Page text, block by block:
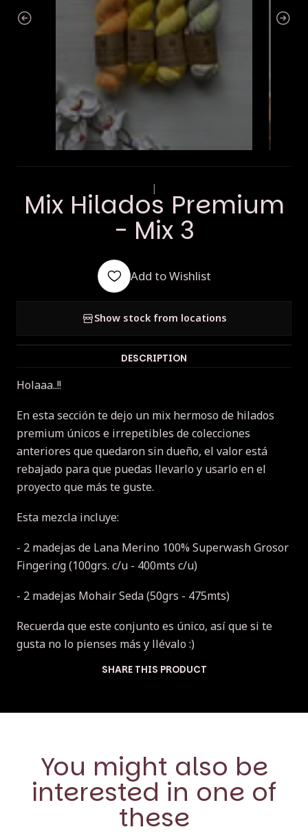
|
Mix Hilados Premium
- Mix 3
Add to Wishlist
Show stock from locations
DESCRIPTION
Holaaa..!!
En esta sección te dejo un mix hermoso de hilados
premium únicos e irrepetibles de colecciones
anteriores que quedaron sin dueño, el valor está
rebajado para que puedas llevarlo y usarlo en el
proyecto que más te guste.
Esta mezcla incluye:
- 2 madejas de Lana Merino 100% Superwash Grosor
Fingering (100grs. c/u - 400mts c/u)
- 2 madejas Mohair Seda (50grs - 475mts)
Recuerda que este conjunto es único, así que si te
gusta no lo pienses más y llévalo :)
SHARE THIS PRODUCT
You might also be
interested in one of
these